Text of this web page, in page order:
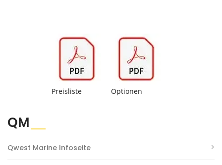
Preisliste Optionen
QM
Qwest Marine Infoseite